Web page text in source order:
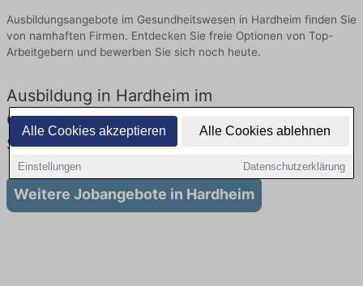
Alle Cookies akzeptieren Alle Cookies ablehnen
Einstellungen Datenschutzerklärung
Ausbildungsangebote im Gesundheitswesen in Hardheim finden Sie
von namhaften Firmen. Entdecken Sie freie Optionen von Top-
Arbeitgebern und bewerben Sie sich noch heute.
Ausbildung in Hardheim im
Gesundheitswesen: Aktuell gibt es keine
Stellenangebote für Ausbildung in Hardheim
Weitere Jobangebote in Hardheim